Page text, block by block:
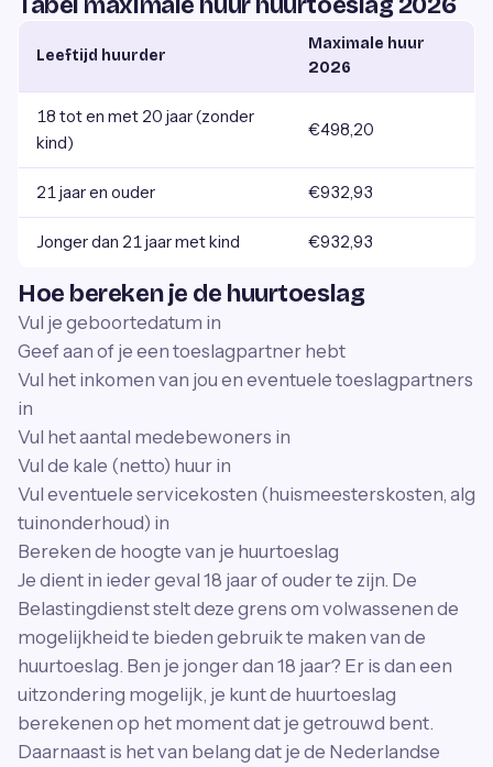
Leeftijd huurder
Maximale huur
2026
18 tot en met 20 jaar (zonder
kind)
€498,20
21 jaar en ouder €932,93
Jonger dan 21 jaar met kind €932,93
Hoe bereken je de huurtoeslag
Vul je geboortedatum in
Geef aan of je een toeslagpartner hebt
Vul het inkomen van jou en eventuele toeslagpartners
in
Vul het aantal medebewoners in
Vul de kale (netto) huur in
Vul eventuele servicekosten (huismeesterskosten, alg
tuinonderhoud) in
Bereken de hoogte van je huurtoeslag
Je dient in ieder geval 18 jaar of ouder te zijn. De
Belastingdienst stelt deze grens om volwassenen de
mogelijkheid te bieden gebruik te maken van de
huurtoeslag. Ben je jonger dan 18 jaar? Er is dan een
uitzondering mogelijk, je kunt de huurtoeslag
berekenen op het moment dat je getrouwd bent.
Daarnaast is het van belang dat je de Nederlandse